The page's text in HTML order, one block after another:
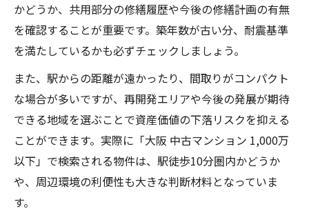
かどうか、共用部分の修繕履歴や今後の修繕計画の有無
を確認することが重要です。築年数が古い分、耐震基準
を満たしているかも必ずチェックしましょう。
また、駅からの距離が遠かったり、間取りがコンパクト
な場合が多いですが、再開発エリアや今後の発展が期待
できる地域を選ぶことで資産価値の下落リスクを抑える
ことができます。実際に「大阪 中古マンション 1,000万
以下」で検索される物件は、駅徒歩10分圏内かどうか
や、周辺環境の利便性も大きな判断材料となっていま
す。